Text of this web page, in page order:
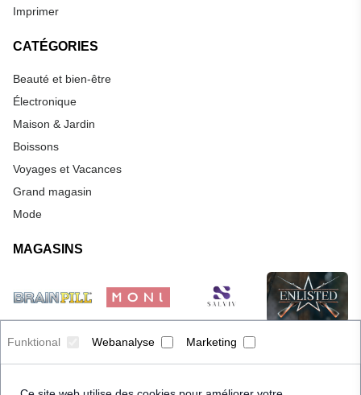
Funktional Webanalyse Marketing
Imprimer
CATÉGORIES
Beauté et bien-être
Électronique
Maison & Jardin
Boissons
Voyages et Vacances
Grand magasin
Mode
MAGASINS